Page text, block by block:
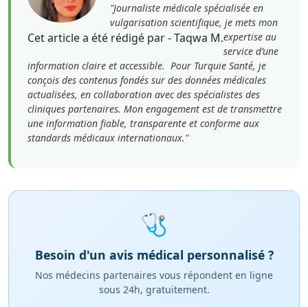
Cet article a été rédigé par - Taqwa M.
"Journaliste médicale spécialisée en
vulgarisation scientifique, je mets mon
expertise au
service d’une
information claire et accessible. Pour Turquie Santé, je
conçois des contenus fondés sur des données médicales
actualisées, en collaboration avec des spécialistes des
cliniques partenaires. Mon engagement est de transmettre
une information fiable, transparente et conforme aux
standards médicaux internationaux."
🩺
Besoin d'un avis médical personnalisé ?
Nos médecins partenaires vous répondent en ligne
sous 24h, gratuitement.